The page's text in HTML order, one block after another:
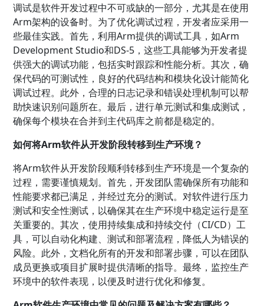
调试是软件开发过程中不可或缺的一部分，尤其是在使用
Arm架构的设备时。为了优化调试过程，开发者应采用一
些最佳实践。首先，利用Arm提供的调试工具，如Arm
Development Studio和DS-5，这些工具能够为开发者提
供强大的调试功能，包括实时跟踪和性能分析。其次，确
保代码的可测试性，良好的代码结构和模块化设计能简化
调试过程。此外，合理的日志记录和错误处理机制可以帮
助快速识别问题所在。最后，进行单元测试和集成测试，
确保每个模块在合并到主代码库之前都是稳定的。
如何将Arm软件从开发阶段转移到生产环境？
将Arm软件从开发阶段顺利转移到生产环境是一个复杂的
过程，需要谨慎规划。首先，开发团队需确保所有功能和
性能要求都已满足，并经过充分的测试。对软件进行压力
测试和安全性测试，以确保其在生产环境中稳定运行是至
关重要的。其次，使用持续集成和持续交付（CI/CD）工
具，可以自动化构建、测试和部署流程，降低人为错误的
风险。此外，文档化所有的开发和部署步骤，可以在团队
成员更换或项目扩展时提供清晰的指导。最终，监控生产
环境中的软件表现，以便及时进行优化和修复。